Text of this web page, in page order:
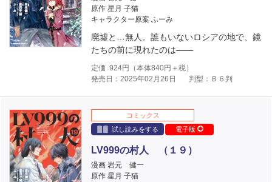
原作 星月 子猫
キャラクター原案 ふーみ
廃墟と…無人。誰もいないロシアの地で、鏡
たちの前に現れたのは――
定価 924円（本体840円＋税）
発売日：2025年02月26日
判型：Ｂ６判
コミックス
試し読みをする
電子版
LV999の村人 （１９）
漫画 岩元 健一
原作 星月 子猫